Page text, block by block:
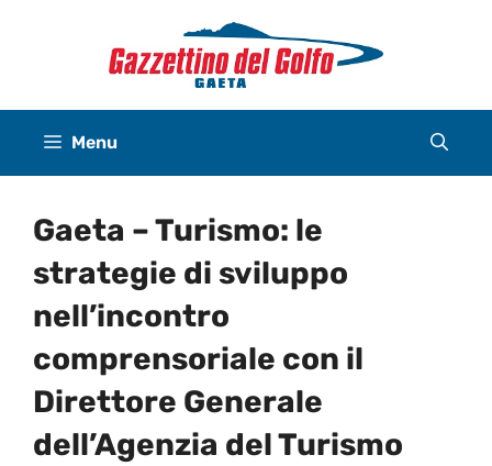
Menu
Gaeta – Turismo: le
strategie di sviluppo
nell’incontro
comprensoriale con il
Direttore Generale
dell’Agenzia del Turismo